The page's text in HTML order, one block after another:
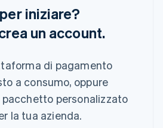
iniziare?
un account.
di pagamento
a consumo, oppure
personalizzato
la tua azienda.